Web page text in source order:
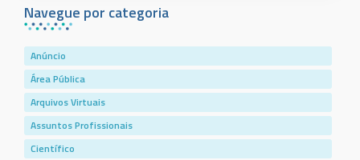
Navegue por categoria
Anúncio
Área Pública
Arquivos Virtuais
Assuntos Profissionais
Científico